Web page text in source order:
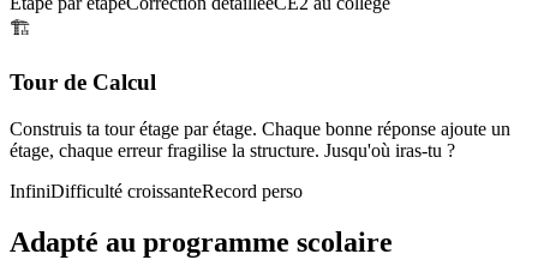
🏗️
Tour de Calcul
Construis ta tour étage par étage. Chaque bonne réponse ajoute un
étage, chaque erreur fragilise la structure. Jusqu'où iras-tu ?
InfiniDifficulté croissanteRecord perso
Adapté au programme scolaire